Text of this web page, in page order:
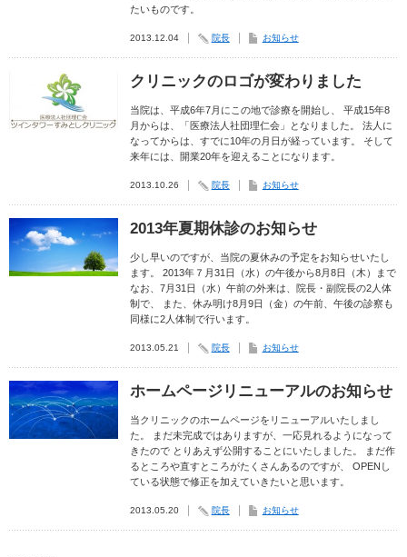
たいものです。
2013.12.04 院長 お知らせ
クリニックのロゴが変わりました
当院は、平成6年7月にこの地で診療を開始し、 平成15年8
月からは、「医療法人社団理仁会」となりました。 法人に
なってからは、すでに10年の月日が経っています。 そして
来年には、開業20年を迎えることになります。
2013.10.26 院長 お知らせ
2013年夏期休診のお知らせ
少し早いのですが、当院の夏休みの予定をお知らせいたし
ます。 2013年７月31日（水）の午後から8月8日（木）まで
なお、7月31日（水）午前の外来は、院長・副院長の2人体
制で、 また、休み明け8月9日（金）の午前、午後の診察も
同様に2人体制で行います。
2013.05.21 院長 お知らせ
ホームページリニューアルのお知らせ
当クリニックのホームページをリニューアルいたしまし
た。 まだ未完成ではありますが、一応見れるようになって
きたので とりあえず公開することにいたしました。 まだ作
るところや直すところがたくさんあるのですが、 OPENし
ている状態で修正を加えていきたいと思います。
2013.05.20 院長 お知らせ